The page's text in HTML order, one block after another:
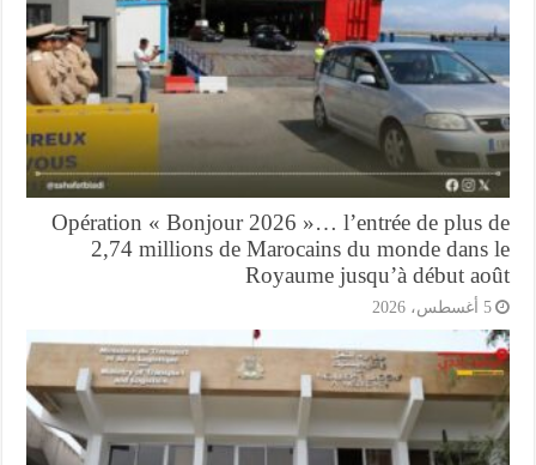
Opération « Bonjour 2026 »… l’entrée de plus
2,74 millions de Marocains du monde
Royaume jusqu’à début